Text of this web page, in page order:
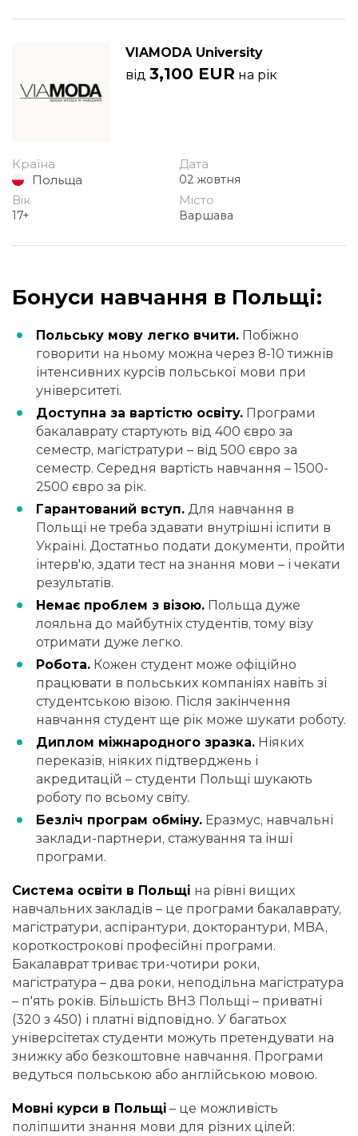
VIAMODA University
від3,100 EUR на рік
Країна
Польща
Дата
02 жовтня
Вік
17+
Місто
Варшава
Бонуси навчання в Польщі:
Польську мову легко вчити. Побіжно
говорити на ньому можна через 8-10 тижнів
інтенсивних курсів польської мови при
університеті.
Доступна за вартістю освіту. Програми
бакалаврату стартують від 400 євро за
семестр, магістратури – від 500 євро за
семестр. Середня вартість навчання – 1500-
2500 євро за рік.
Гарантований вступ. Для навчання в
Польщі не треба здавати внутрішні іспити в
Україні. Достатньо подати документи, пройти
інтерв'ю, здати тест на знання мови – і чекати
результатів.
Немає проблем з візою. Польща дуже
лояльна до майбутніх студентів, тому візу
отримати дуже легко.
Робота. Кожен студент може офіційно
працювати в польських компаніях навіть зі
студентською візою. Після закінчення
навчання студент ще рік може шукати роботу.
Диплом міжнародного зразка. Ніяких
переказів, ніяких підтверджень і
акредитацій – студенти Польщі шукають
роботу по всьому світу.
Безліч програм обміну. Еразмус, навчальні
заклади-партнери, стажування та інші
програми.
Система освіти в Польщі на рівні вищих
навчальних закладів – це програми бакалаврату,
магістратури, аспірантури, докторантури, MBA,
короткострокові професійні програми.
Бакалаврат триває три-чотири роки,
магістратура – два роки, неподільна магістратура
– п'ять років. Більшість ВНЗ Польщі – приватні
(320 з 450) і платні відповідно. У багатьох
універсітетах студенти можуть претендувати на
знижку або безкоштовне навчання. Програми
ведуться польською або англійською мовою.
Мовні курси в Польщі – це можливість
поліпшити знання мови для різних цілей: